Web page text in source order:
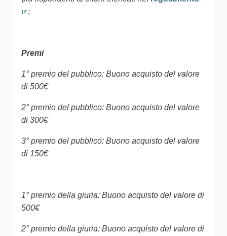
;
Premi
1° premio del pubblico: Buono acquisto del valore
di 500€
2° premio del pubblico: Buono acquisto del valore
di 300€
3° premio del pubblico: Buono acquisto del valore
di 150€
1° premio della giuria: Buono acquisto del valore di
500€
2° premio della giuria: Buono acquisto del valore di